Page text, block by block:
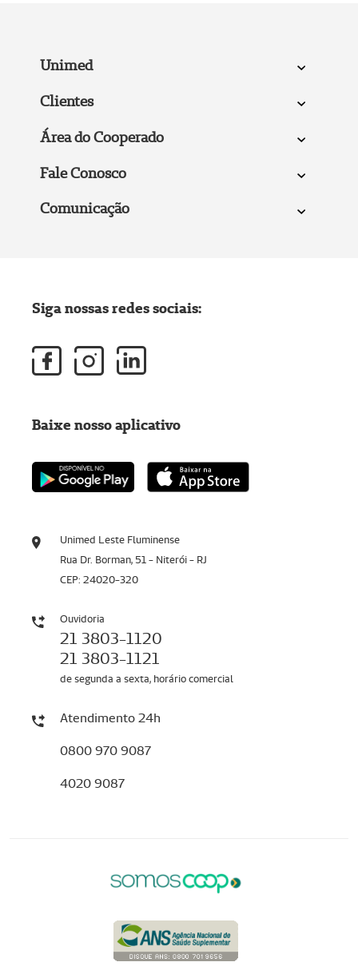
Unimed
Clientes
Área do Cooperado
Fale Conosco
Comunicação
Unimed Leste Fluminense
Rua Dr. Borman, 51 - Niterói - RJ
CEP: 24020-320
Ouvidoria
21 3803-1120
21 3803-1121
de segunda a sexta, horário comercial
Atendimento 24h
0800 970 9087
4020 9087
Siga nossas redes sociais:
Baixe nosso aplicativo